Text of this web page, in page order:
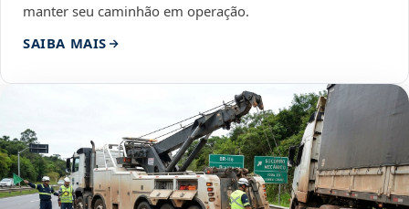
manter seu caminhão em operação.
SAIBA MAIS